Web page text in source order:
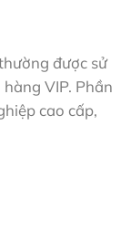
được sử
VIP. Phần
cao cấp,